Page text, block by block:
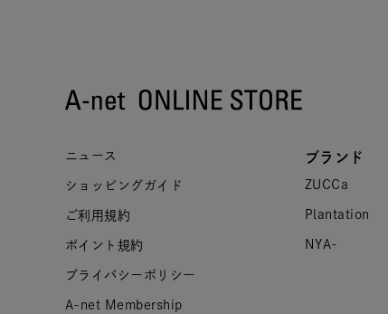
ニュース
ショッピングガイド
ご利用規約
ポイント規約
プライバシーポリシー
A-net Membership
ブランド
ZUCCa
Plantation
NYA-